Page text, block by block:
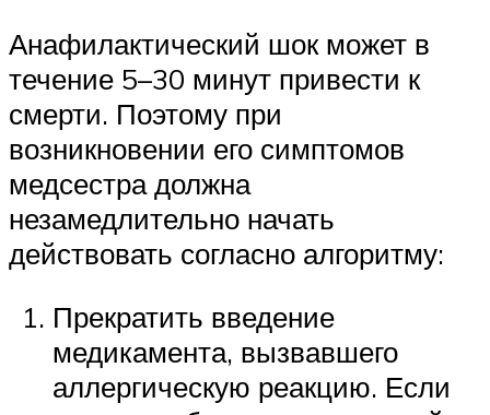
Анафилактический шок может в
течение 5–30 минут привести к
смерти. Поэтому при
возникновении его симптомов
медсестра должна
незамедлительно начать
действовать согласно алгоритму:
Прекратить введение
медикамента, вызвавшего
аллергическую реакцию. Если